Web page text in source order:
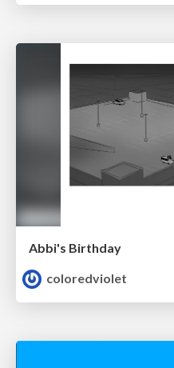
Abbi's Birthday
coloredviolet